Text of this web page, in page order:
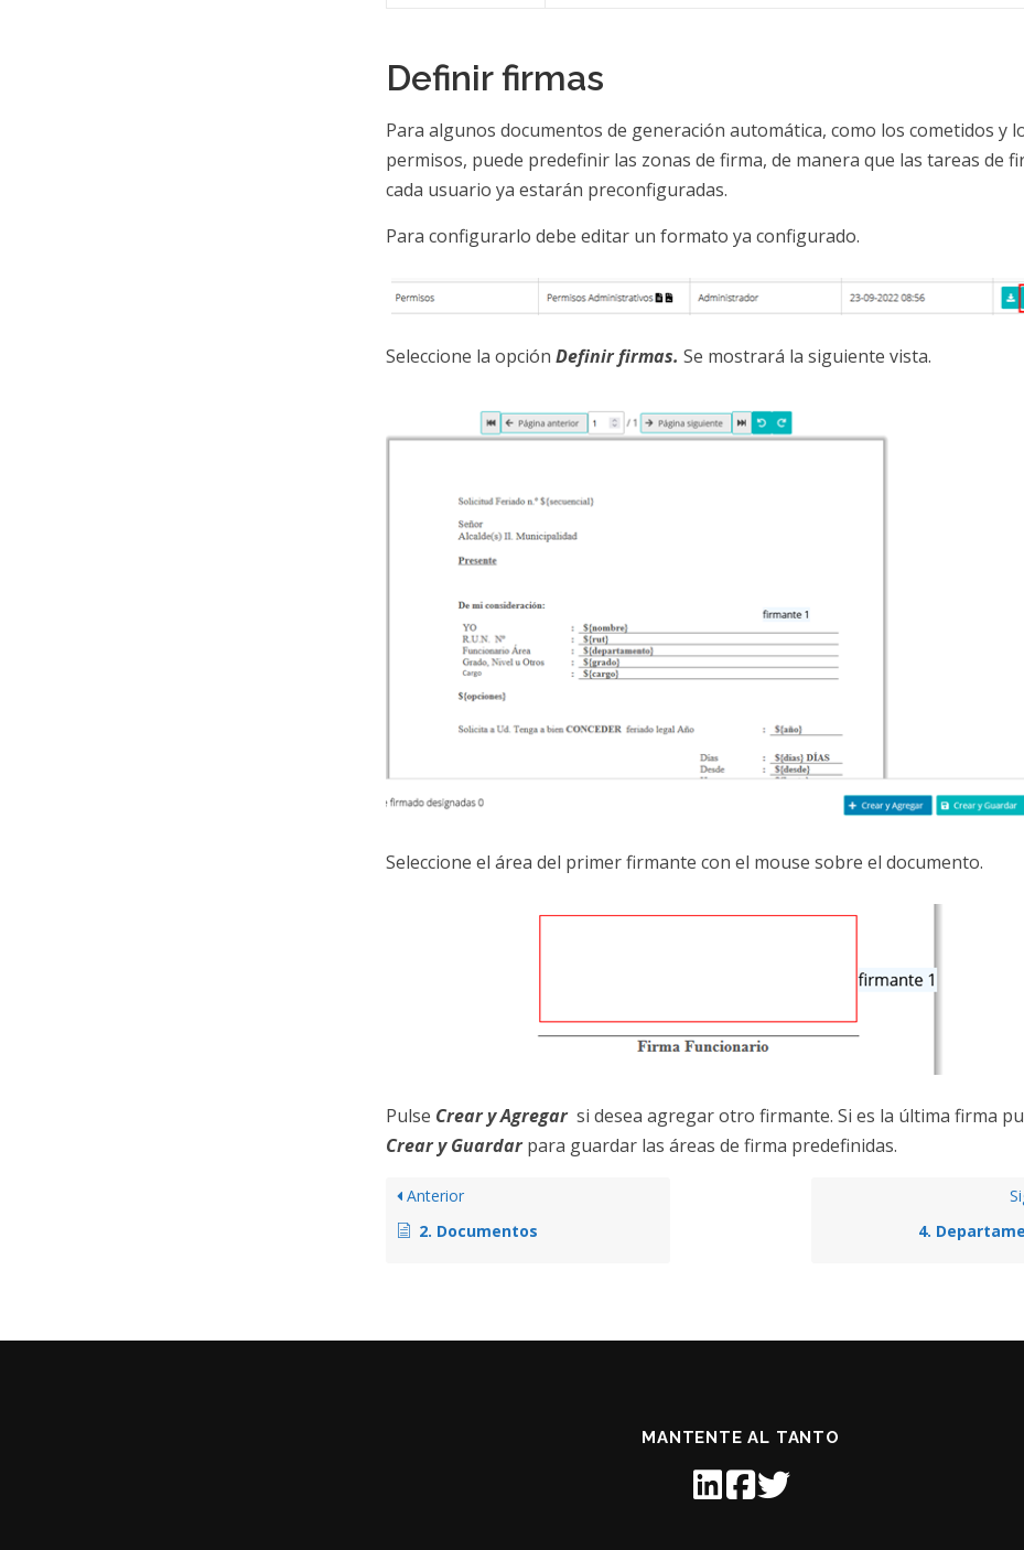
Definir firmas
Para algunos documentos de generación automática, como los cometidos y
permisos, puede predefinir las zonas de firma, de manera que las tareas de
cada usuario ya estarán preconfiguradas.
Para configurarlo debe editar un formato ya configurado.
Seleccione la opción Definir firmas. Se mostrará la siguiente vista.
Seleccione el área del primer firmante con el mouse sobre el documento.
Pulse Crear y Agregar si desea agregar otro firmante. Si es la última firma
Crear y Guardarpara guardar las áreas de firma predefinidas.
Anterior
2. Documentos
4.
MANTENTE AL TANTO